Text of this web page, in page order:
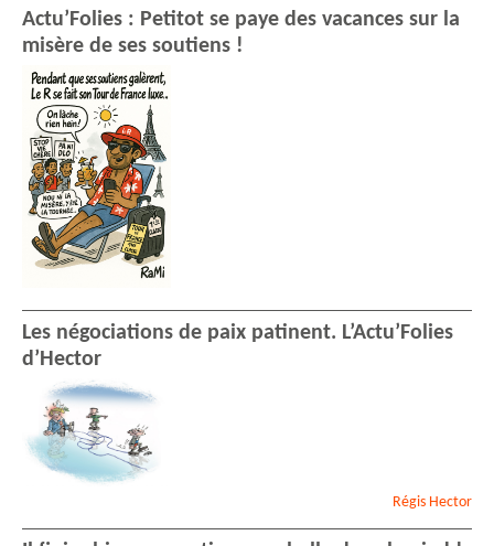
Actu’Folies : Petitot se paye des vacances sur la
misère de ses soutiens !
Les négociations de paix patinent. L’Actu’Folies
d’Hector
Régis Hector